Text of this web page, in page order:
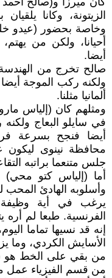
الزيتونة، وكانا
وخاصة بحضور (عيدو
أحيانا، ولكن من
أيضا.
صالح تخرج من
ولكنه ركب الموجة
ألمانيا مثلنا.
ومثلهم كان (إلياس
في سايلو البعاج
أيضا فنجح بسرعة
محافظة نينوى ليكون
جلس متنعما براتبه
أما (إلياس كتو محي)
وأسلوبه الهادئ المحب
يرغب في أية
الفرنسية. طبعا لم أره
الأسايش الكردي، وما
من بقي على الخط هو
من قسم الفيزياء عمل